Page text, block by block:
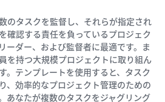
のタスクを監督し、それらが指定され
確認する責任を負っているプロジェク
ーダー、および監督者に最適です。ま
を持つ大規模プロジェクトに取り組ん
。テンプレートを使用すると、タスク
、効率的なプロジェクト管理のための
あなたが複数のタスクをジャグリング